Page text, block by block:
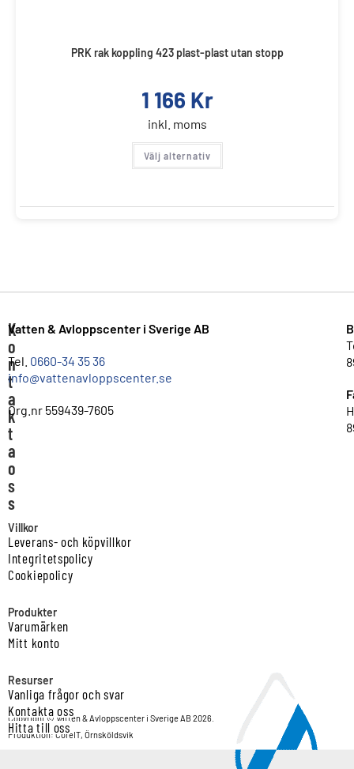
PRK rak koppling 423 plast-plast utan stopp
1 166 Kr
inkl. moms
Välj alternativ
K
o
n
t
a
k
t
a
o
s
s
Vatten & Avloppscenter i Sverige AB
Tel. 0660-34 35 36
info@vattenavloppscenter.se
Org.nr 559439-7605
Villkor
Leverans- och köpvillkor
Integritetspolicy
Cookiepolicy
Produkter
Varumärken
Mitt konto
Resurser
Vanliga frågor och svar
Kontakta oss
Hitta till oss
Copyright © Vatten & Avloppscenter i Sverige AB 2026.
Produktion: CoreIT, Örnsköldsvik